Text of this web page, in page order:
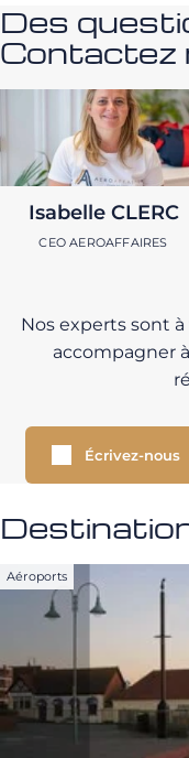
Des
Contactez
Isabelle CLERC
CEO AEROAFFAIRES
Nos experts sont
accompagner
Écrivez-nous
Aéroports